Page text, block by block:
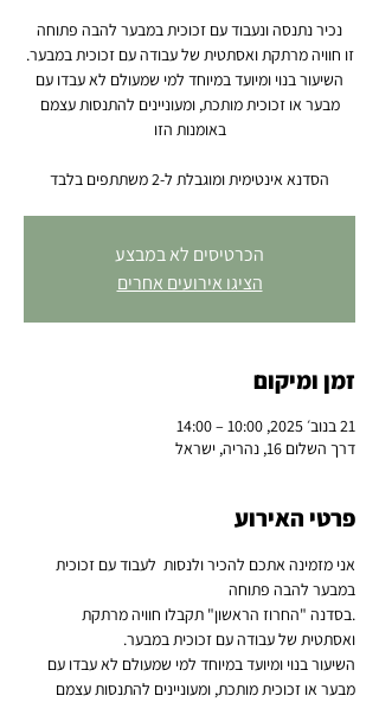
השיעור בנוי ומיועד במיוחד למי שמעולם לא עבדו עם
מבער או זכוכית מותכת, ומעוניינים להתנסות עצמם
הסדנא אינטימית ומוגבלת ל-2 משתתפים בלבד
הכרטיסים לא במבצע
הציגו אירועים אחרים
זמן ומיקום
21 בנוב׳ 2025, 10:00 – 14:00
דרך השלום 16, נהריה, ישראל
פרטי האירוע
אני מזמינה אתכם להכיר ולנסות  לעבוד עם זכוכית
במבער להבה פתוחה
.בסדנה "החרוז הראשון" תקבלו חוויה מרתקת
ואסתטית של עבודה עם זכוכית במבער.
השיעור בנוי ומיועד במיוחד למי שמעולם לא עבדו עם
מבער או זכוכית מותכת, ומעוניינים להתנסות עצמם